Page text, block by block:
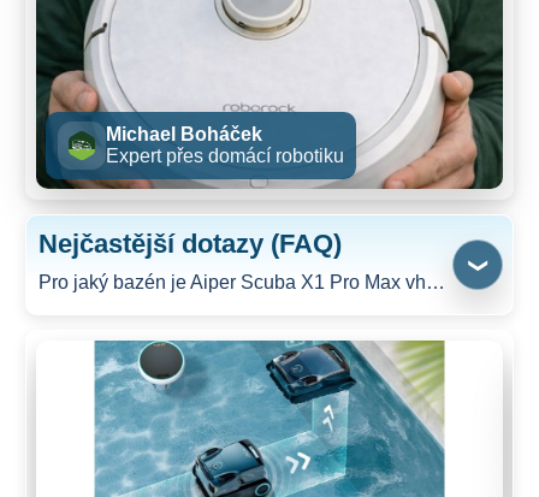
Michael Boháček
Expert přes domácí robotiku
Nejčastější dotazy (FAQ)
Pro jaký bazén je Aiper Scuba X1 Pro Max vhodný?
❯